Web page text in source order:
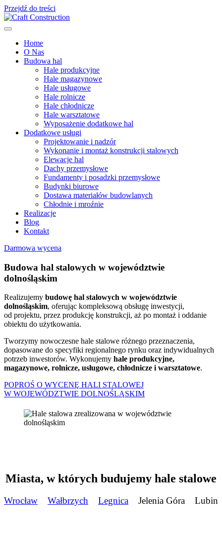
Przejdź do treści
Home
O Nas
Budowa hal
Hale produkcyjne
Hale magazynowe
Hale usługowe
Hale rolnicze
Hale chłodnicze
Hale warsztatowe
Wyposażenie dodatkowe hal
Dodatkowe usługi
Projektowanie i nadzór
Wykonanie i montaż konstrukcji stalowych
Elewacje hal
Dachy przemysłowe
Fundamenty i posadzki przemysłowe
Budynki biurowe
Dostawa materiałów budowlanych
Chłodnie i mroźnie
Realizacje
Blog
Kontakt
Darmowa wycena
Budowa hal stalowych w województwie
dolnośląskim
Realizujemy budowę hal stalowych w województwie
dolnośląskim, oferując kompleksową obsługę inwestycji,
od projektu, przez produkcję konstrukcji, aż po montaż i oddanie
obiektu do użytkowania.
Tworzymy nowoczesne hale stalowe różnego przeznaczenia,
dopasowane do specyfiki regionalnego rynku oraz indywidualnych
potrzeb inwestorów. Wykonujemy hale produkcyjne,
magazynowe, rolnicze, usługowe, chłodnicze i warsztatowe.
POPROŚ O WYCENĘ HALI STALOWEJ
W WOJEWÓDZTWIE DOLNOŚLĄSKIM
Miasta, w których budujemy hale stalowe
Wrocław Wałbrzych Legnica Jelenia Góra Lubin